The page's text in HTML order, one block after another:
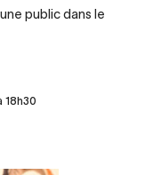
public dans le
18h30